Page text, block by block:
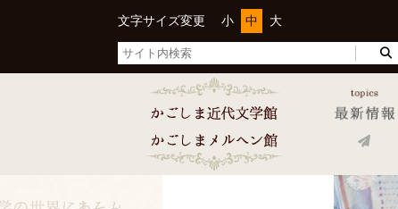
文字サイズ変更 小 中 大